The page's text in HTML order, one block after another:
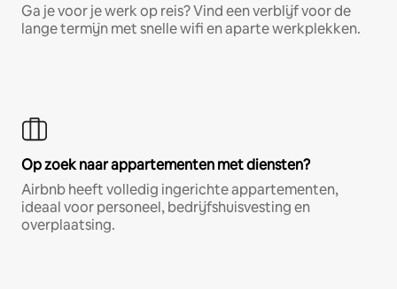
Ga je voor je werk op reis? Vind een verblijf voor de
lange termijn met snelle wifi en aparte werkplekken.
Op zoek naar appartementen met diensten?
Airbnb heeft volledig ingerichte appartementen,
ideaal voor personeel, bedrijfshuisvesting en
overplaatsing.